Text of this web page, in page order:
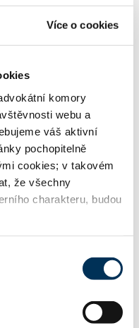
Více o cookies
komory
webu a
váš aktivní
pochopitelně
cookies; v takovém
že všechny
charakteru, budou